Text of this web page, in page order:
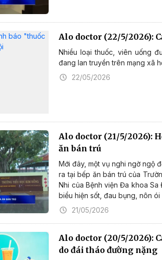
Alo doctor (22/5/2026):
Nhiều loại thuốc, viên uống
đang lan truyền trên mạng xã
22/05/2026
Alo doctor (21/5/2026):
ăn bán trú
Mới đây, một vụ nghi ngờ ngộ
ra tại bếp ăn bán trú của
Nhi của Bệnh viện Đa khoa
biểu hiện sốt, đau bụng, nôn ói
21/05/2026
Alo doctor (20/5/2026):
do đái tháo đường nặng